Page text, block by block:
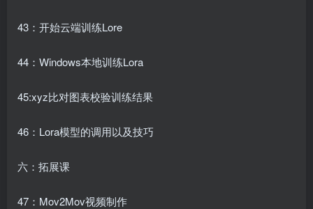
43：开始云端训练Lore
44：Windows本地训练Lora
45:xyz比对图表校验训练结果
46：Lora模型的调用以及技巧
六：拓展课
47：Mov2Mov视频制作